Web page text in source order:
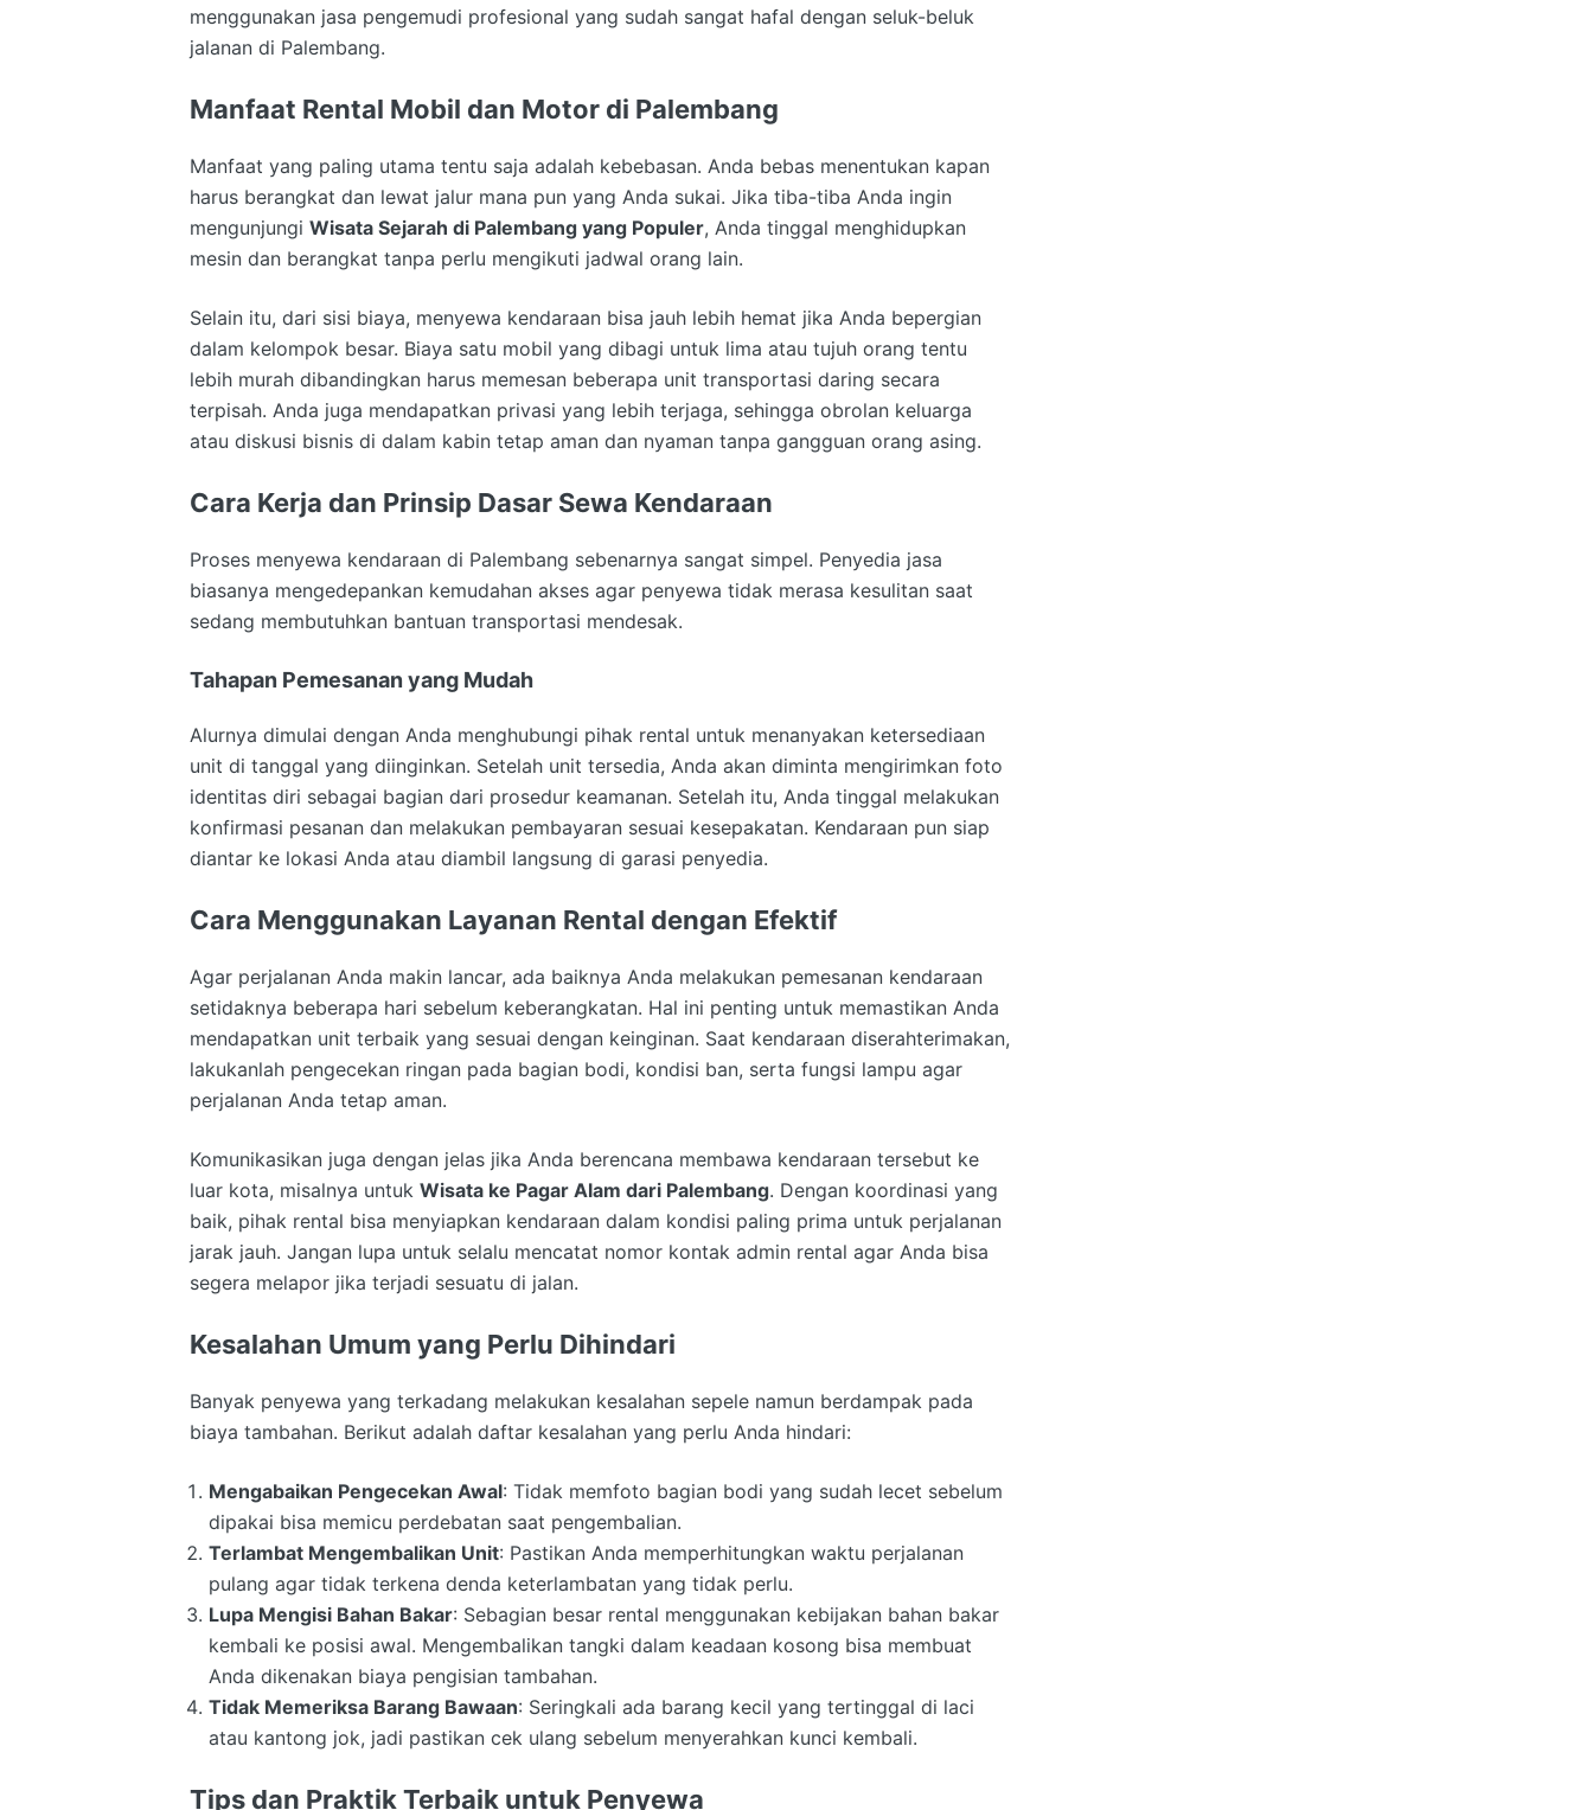
menggunakan jasa pengemudi profesional yang sudah sangat hafal dengan seluk-beluk
jalanan di Palembang.
Manfaat Rental Mobil dan Motor di Palembang
Manfaat yang paling utama tentu saja adalah kebebasan. Anda bebas menentukan kapan
harus berangkat dan lewat jalur mana pun yang Anda sukai. Jika tiba-tiba Anda ingin
mengunjungi Wisata Sejarah di Palembang yang Populer, Anda tinggal menghidupkan
mesin dan berangkat tanpa perlu mengikuti jadwal orang lain.
Selain itu, dari sisi biaya, menyewa kendaraan bisa jauh lebih hemat jika Anda bepergian
dalam kelompok besar. Biaya satu mobil yang dibagi untuk lima atau tujuh orang tentu
lebih murah dibandingkan harus memesan beberapa unit transportasi daring secara
terpisah. Anda juga mendapatkan privasi yang lebih terjaga, sehingga obrolan keluarga
atau diskusi bisnis di dalam kabin tetap aman dan nyaman tanpa gangguan orang asing.
Cara Kerja dan Prinsip Dasar Sewa Kendaraan
Proses menyewa kendaraan di Palembang sebenarnya sangat simpel. Penyedia jasa
biasanya mengedepankan kemudahan akses agar penyewa tidak merasa kesulitan saat
sedang membutuhkan bantuan transportasi mendesak.
Tahapan Pemesanan yang Mudah
Alurnya dimulai dengan Anda menghubungi pihak rental untuk menanyakan ketersediaan
unit di tanggal yang diinginkan. Setelah unit tersedia, Anda akan diminta mengirimkan foto
identitas diri sebagai bagian dari prosedur keamanan. Setelah itu, Anda tinggal melakukan
konfirmasi pesanan dan melakukan pembayaran sesuai kesepakatan. Kendaraan pun siap
diantar ke lokasi Anda atau diambil langsung di garasi penyedia.
Cara Menggunakan Layanan Rental dengan Efektif
Agar perjalanan Anda makin lancar, ada baiknya Anda melakukan pemesanan kendaraan
setidaknya beberapa hari sebelum keberangkatan. Hal ini penting untuk memastikan Anda
mendapatkan unit terbaik yang sesuai dengan keinginan. Saat kendaraan diserahterimakan,
lakukanlah pengecekan ringan pada bagian bodi, kondisi ban, serta fungsi lampu agar
perjalanan Anda tetap aman.
Komunikasikan juga dengan jelas jika Anda berencana membawa kendaraan tersebut ke
luar kota, misalnya untuk Wisata ke Pagar Alam dari Palembang. Dengan koordinasi yang
baik, pihak rental bisa menyiapkan kendaraan dalam kondisi paling prima untuk perjalanan
jarak jauh. Jangan lupa untuk selalu mencatat nomor kontak admin rental agar Anda bisa
segera melapor jika terjadi sesuatu di jalan.
Kesalahan Umum yang Perlu Dihindari
Banyak penyewa yang terkadang melakukan kesalahan sepele namun berdampak pada
biaya tambahan. Berikut adalah daftar kesalahan yang perlu Anda hindari:
Mengabaikan Pengecekan Awal: Tidak memfoto bagian bodi yang sudah lecet sebelum
dipakai bisa memicu perdebatan saat pengembalian.
Terlambat Mengembalikan Unit: Pastikan Anda memperhitungkan waktu perjalanan
pulang agar tidak terkena denda keterlambatan yang tidak perlu.
Lupa Mengisi Bahan Bakar: Sebagian besar rental menggunakan kebijakan bahan bakar
kembali ke posisi awal. Mengembalikan tangki dalam keadaan kosong bisa membuat
Anda dikenakan biaya pengisian tambahan.
Tidak Memeriksa Barang Bawaan: Seringkali ada barang kecil yang tertinggal di laci
atau kantong jok, jadi pastikan cek ulang sebelum menyerahkan kunci kembali.
Tips dan Praktik Terbaik untuk Penyewa